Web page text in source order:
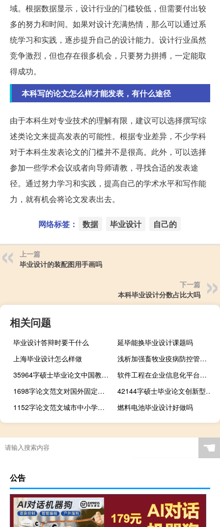
域。根据数据显示，设计行业的门槛较低，但需要付出较
多的努力和时间。如果对设计充满热情，那么可以通过系
统学习和实践，逐步提升自己的设计能力。设计行业虽然
竞争激烈，但也存在很多机会，只要努力拼搏，一定能取
得成功。
本科写的论文怎么样才能发表，有什么途径
由于本科生对专业技术的理解有限，建议可以选择撰写综
述类论文来提高发表的可能性。根据专业差异，不少学科
对于本科生发表论文的门槛并不是很高。此外，可以选择
参加一些学术会议或者向导师请教，寻找合适的发表途
径。通过努力学习和实践，提高自己的学术水平和写作能
力，就有机会将论文发表出去。
网络标签： 数据 毕业设计 自己的
上一篇
毕业设计的装配图用手画吗
下一篇
本科毕业设计分数占比大吗
相关问题
毕业设计答辩时要干什么
延毕能换毕业设计课题吗
上海毕业设计怎么样做
浅析加强畜牧业疫病防控管理的方法,如何加强基层动物防疫工作
35964字硕士毕业论文中国教育权力划分研究
软件工程在企业信息化平台建设中的运用,中国北方大学的软件工程好吗？
1698字论文范文对国外固定资产改造的思考
42144字硕士毕业论文创新型领导干部尽职评价与行政分类责任削减研究
1152字论文范文城市中小学教育投资的经济策略分析
燃料电池毕业设计好做吗
☚
公告